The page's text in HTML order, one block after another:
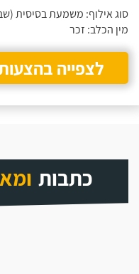
סוג אילוף: משמעת בסיסית
מין הכלב: זכר
לצפייה
כתבות